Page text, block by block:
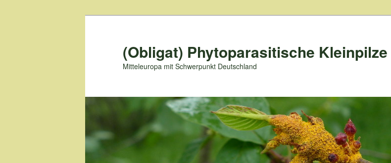
(Obligat) Phytoparasitische Kleinpilze
Mitteleuropa mit Schwerpunkt Deutschland